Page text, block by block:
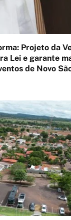
Projeto da
Lei e garante
de Novo